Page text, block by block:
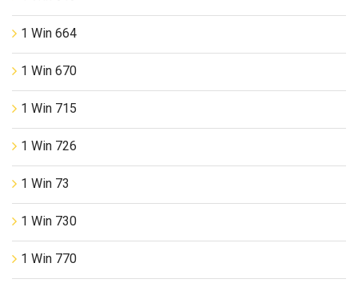
1 Win 664
1 Win 670
1 Win 715
1 Win 726
1 Win 73
1 Win 730
1 Win 770